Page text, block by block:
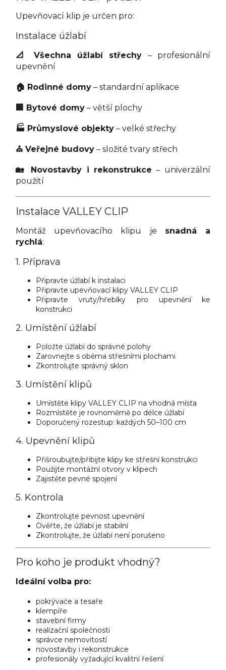
Upevňovací klip je určen pro:
Instalace úžlabí
📐 Všechna úžlabí střechy
– profesionální
upevnění
🏠 Rodinné domy – standardní aplikace
🏢 Bytové domy – větší plochy
🏭 Průmyslové objekty – velké střechy
⛪ Veřejné budovy – složité tvary střech
🏡 Novostavby i rekonstrukce – univerzální
použití
Instalace VALLEY CLIP
Montáž upevňovacího klipu je
snadná a
rychlá:
1. Příprava
Připravte úžlabí k instalaci
Připravte upevňovací klipy VALLEY CLIP
Připravte vruty/hřebíky pro upevnění ke
konstrukci
2. Umístění úžlabí
Položte úžlabí do správné polohy
Zarovnejte s oběma střešními plochami
Zkontrolujte správný sklon
3. Umístění klipů
Umístěte klipy VALLEY CLIP na vhodná místa
Rozmístěte je rovnoměrně po délce úžlabí
Doporučený rozestup: každých 50–100 cm
4. Upevnění klipů
Přišroubujte/přibijte klipy ke střešní konstrukci
Použijte montážní otvory v klipech
Zajistěte pevné spojení
5. Kontrola
Zkontrolujte pevnost upevnění
Ověřte, že úžlabí je stabilní
Zkontrolujte, že úžlabí není porušeno
Pro koho je produkt vhodný?
Ideální volba pro:
pokrývače a tesaře
klempíře
stavební firmy
realizační společnosti
správce nemovitostí
novostavby i rekonstrukce
profesionály vyžadující kvalitní řešení